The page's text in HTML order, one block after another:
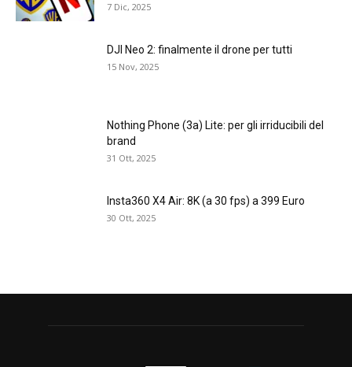
7 Dic, 2025
DJI Neo 2: finalmente il drone per tutti
15 Nov, 2025
Nothing Phone (3a) Lite: per gli irriducibili del
brand
31 Ott, 2025
Insta360 X4 Air: 8K (a 30 fps) a 399 Euro
30 Ott, 2025